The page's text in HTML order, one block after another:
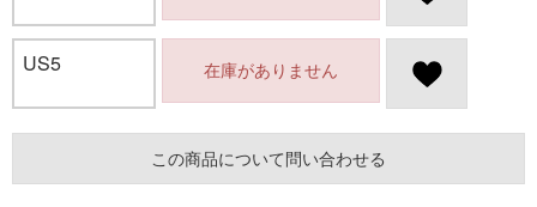
US5 在庫がありません
この商品について問い合わせる